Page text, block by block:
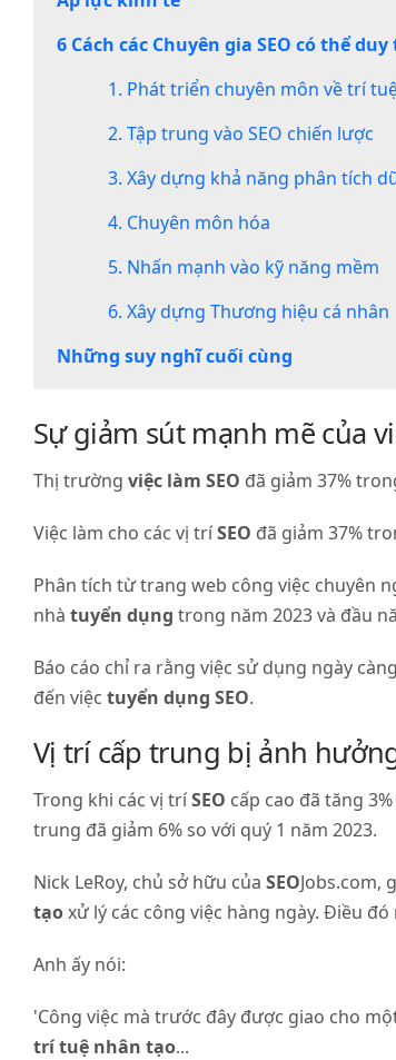
6 Cách các Chuyên gia SEO có thể
1. Phát triển chuyên môn về trí
2. Tập trung vào SEO chiến lược
3. Xây dựng khả năng phân tích
4. Chuyên môn hóa
5. Nhấn mạnh vào kỹ năng mềm
6. Xây dựng Thương hiệu cá nhân
Những suy nghĩ cuối cùng
Sự giảm sút mạnh mẽ của
Thị trường việc làm SEO đã giảm 37%
Việc làm cho các vị tríSEO đã giảm 37%
Phân tích từ trang web công việc chuyên
nhà tuyển dụng trong năm 2023 và đầu
Báo cáo chỉ ra rằng việc sử dụng ngày
đến việc tuyển dụng SEO.
Vị trí cấp trung bị ảnh
Trong khi các vị tríSEO cấp cao đã tăng
trung đã giảm 6% so với quý 1 năm 2023.
Nick LeRoy, chủ sở hữu của SEOJobs.com,
tạoxử lý các công việc hàng ngày. Điều
Anh ấy nói:
'Công việc mà trước đây được giao cho
trí tuệ nhân tạo...
về
trí
trung
chiến
dựng
khả
năng
tích
liệu
Chuyên
môn
hóa
5.
mạnh
vào
năng
mềm
6.
dựng
Thương